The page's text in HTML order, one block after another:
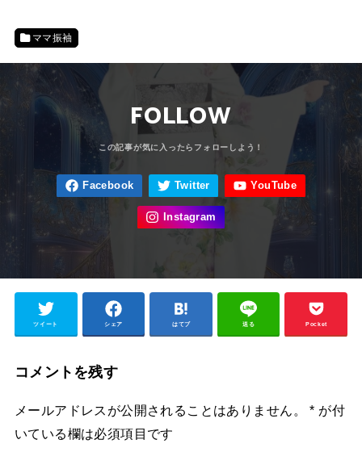
ママ振袖
FOLLOW
ツイート シェア はてブ 送る Pocket
コメントを残す
メールアドレスが公開されることはありません。 * が付
いている欄は必須項目です